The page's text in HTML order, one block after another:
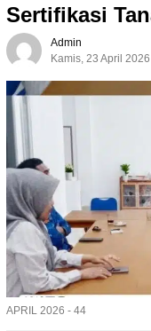
Sertifikasi
Admin
Kamis, 23 April
APRIL 2026 - 44